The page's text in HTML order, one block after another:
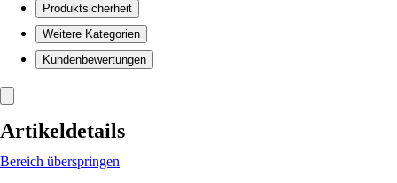
Produktsicherheit
Weitere Kategorien
Kundenbewertungen
Artikeldetails
Bereich überspringen